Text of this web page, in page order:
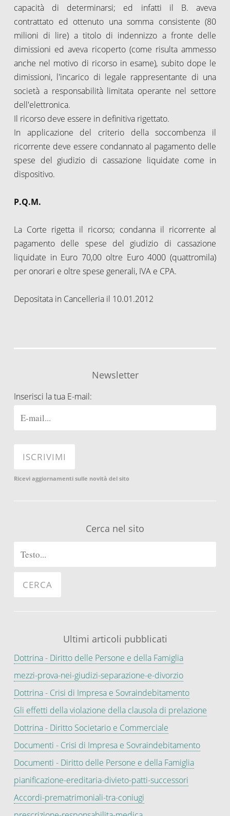
capacità di determinarsi; ed infatti il B. aveva
contrattato ed ottenuto una somma consistente (80
milioni di lire) a titolo di indennizzo a fronte delle
dimissioni ed aveva ricoperto (come risulta ammesso
anche nel motivo di ricorso in esame), subito dope le
dimissioni, l'incarico di legale rappresentante di una
società a responsabilità limitata operante nel settore
dell'elettronica.
Il ricorso deve essere in definitiva rigettato.
In applicazione del criterio della soccombenza il
ricorrente deve essere condannato al pagamento delle
spese del giudizio di cassazione liquidate come in
dispositivo.
P.Q.M.
La Corte rigetta il ricorso; condanna il ricorrente al
pagamento delle spese del giudizio di cassazione
liquidate in Euro 70,00 oltre Euro 4000 (quattromila)
per onorari e oltre spese generali, IVA e CPA.
Depositata in Cancelleria il 10.01.2012
Newsletter
Inserisci la tua E-mail:
Ricevi aggiornamenti sulle novità del sito
Cerca nel sito
Ultimi articoli pubblicati
Dottrina - Diritto delle Persone e della Famiglia
mezzi-prova-nei-giudizi-separazione-e-divorzio
Dottrina - Crisi di Impresa e Sovraindebitamento
Gli effetti della violazione della clausola di prelazione
Dottrina - Diritto Societario e Commerciale
Documenti - Crisi di Impresa e Sovraindebitamento
Documenti - Diritto delle Persone e della Famiglia
pianificazione-ereditaria-divieto-patti-successori
Accordi-prematrimoniali-tra-coniugi